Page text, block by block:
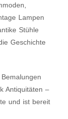
Lampen
Stühle
Geschichte
Antiquitäten –
und ist bereit